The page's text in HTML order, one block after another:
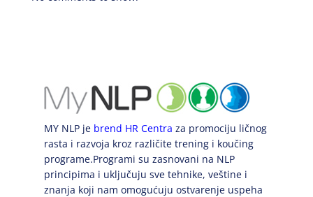
MY NLP je brend HR Centra za promociju ličnog
rasta i razvoja kroz različite trening i koučing
programe.Programi su zasnovani na NLP
principima i uključuju sve tehnike, veštine i
znanja koji nam omogućuju ostvarenje uspeha